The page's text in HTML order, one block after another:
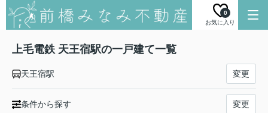
お気に入り
0
上毛電鉄 天王宿駅の一戸建て一覧
天王宿駅 変更
条件から探す 変更